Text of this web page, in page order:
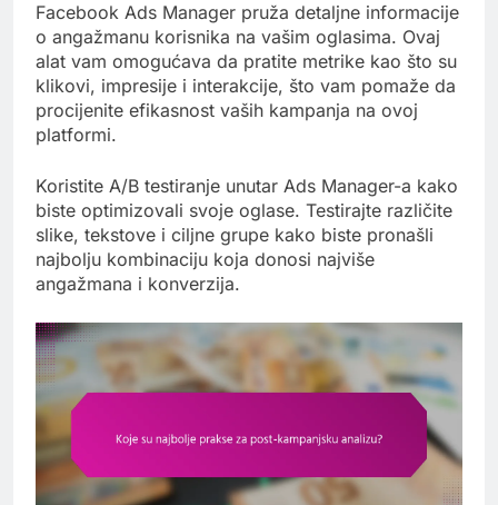
Facebook Ads Manager pruža detaljne informacije
o angažmanu korisnika na vašim oglasima. Ovaj
alat vam omogućava da pratite metrike kao što su
klikovi, impresije i interakcije, što vam pomaže da
procijenite efikasnost vaših kampanja na ovoj
platformi.
Koristite A/B testiranje unutar Ads Manager-a kako
biste optimizovali svoje oglase. Testirajte različite
slike, tekstove i ciljne grupe kako biste pronašli
najbolju kombinaciju koja donosi najviše
angažmana i konverzija.